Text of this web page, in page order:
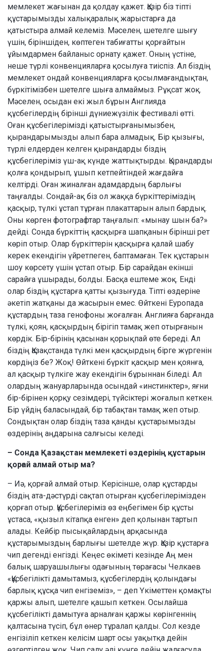
мемлекет жағынан да қолдау қажет. Қазір біз тіпті
құстарымызды халықаралық жарыстарға да
қатыстыра алмай келеміз. Мәселен, шетелге шығу
үшін, біріншіден, көптеген табиғатты қорғайтын
ұйымдармен байланыс орнату қажет. Оның үстіне,
неше түрлі конвенцияларға қосылуға тиіспіз. Ал біздің
мемлекет ондай конвенцияларға қосылмағандықтан,
бүркітімізбен шетелге шыға алмаймыз. Рұқсат жоқ.
Мәселен, осыдан екі жыл бұрын Англияда
құсбегілердің бірінші дүниежүзілік фестивалі өтті.
Оған құсбегілерімізді қатыстырғанымызбен,
қырандарымызды алып бара алмадық. Бір қызығы,
түрлі елдерден келген қырандарды біздің
құсбегілеріміз үш-ақ күнде жаттықтырды. Қырандарды
қолға қондырып, ұшып кетпейтіндей жағдайға
келтірді. Оған жиналған адамдардың барлығы
таңғалды. Сондай-ақ біз ол жаққа бүркіттеріміздің
қасқыр, түлкі ұстап тұрған плакаттарын алып бардық.
Оны көрген фотографтар таңғалып: «мынау шын ба?»
дейді. Сонда бүркіттің қасқырға шапқанын бірінші рет
көріп отыр. Олар бүркіттерін қасқырға қалай шабу
керек екендігін үйретпеген, баптамаған. Тек құстарын
шоу көрсету үшін ұстап отыр. Бір сарайдан екінші
сарайға ұшырады, болды. Басқа ештеме жоқ. Енді
олар біздің құстарға қатты қызығуда. Тіпті өздеріне
әкетіп жатқаны да жасырын емес. Өйткені Еуропада
құстардың таза генофоны жоғалған. Англияға барғанда
түлкі, қоян, қасқырдың бірігіп тамақ жеп отырғанын
көрдік. Бір-бірінің қасынан қорықпай өте береді. Ал
біздің Қазақстанда түлкі мен қасқырдың бірге жүргенін
көрдіңіз бе? Жоқ! Өйткені бүркіт қасқыр мен қоянға,
ал қасқыр түлкіге жау екендігін бұрыннан біледі. Ал
олардың жануарларында осындай «инстинктер», яғни
бір-бірінен қорқу сезімдері, түйсіктері жоғалып кеткен.
Бір үйдің баласындай, бір табақтан тамақ жеп отыр.
Сондықтан олар біздің таза қанды құстарымызды
өздерінің аңдарына салғысы келеді.
– Сонда Қазақстан мемлекеті өздерінің құстарын
қорғай алмай отыр ма?
– Иә, қорғай алмай отыр. Керісінше, олар құстарды
біздің ата-дәстүрді сақтап отырған құсбегілерімізден
қорғап отыр. Құсбегілеріміз өз еңбегімен бір құсты
ұстаса, «қызыл кітапқа енген» деп қолынан тартып
алады. Кейбір пысықайлардың арқасында
құстарымыздың барлығы шетелде жүр. Қазір құстарға
чип дегенді енгізді. Кеңес өкіметі кезінде Аң мен
балық шаруашылығы одағының төрағасы Челкаев
«Құсбегілікті дамытамыз, құсбегілердің қолындағы
барлық құсқа чип енгіземіз», – деп Үкіметтен қомақты
қаржы алып, шетелге қашып кеткен. Осылайша
құсбегілікті дамытуға арналған қаржы көрінгеннің
қалтасына түсіп, бұл өнер тұралап қалды. Сол кезде
енгізіліп кеткен келісім шарт осы уақытқа дейін